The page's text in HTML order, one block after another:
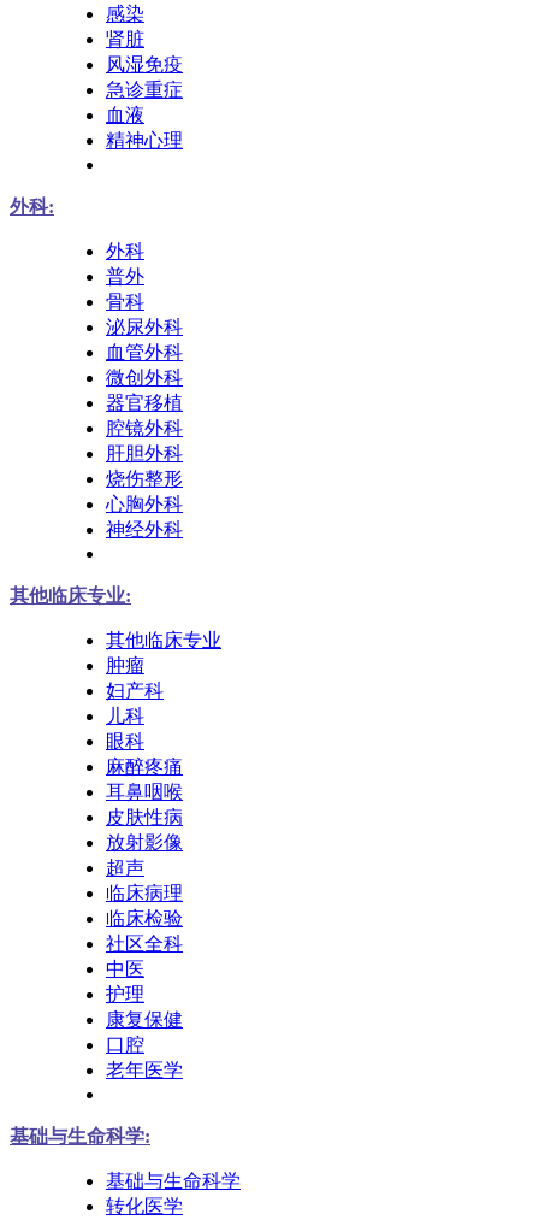
感染
肾脏
风湿免疫
急诊重症
血液
精神心理
外科:
外科
普外
骨科
泌尿外科
血管外科
微创外科
器官移植
腔镜外科
肝胆外科
烧伤整形
心胸外科
神经外科
其他临床专业:
其他临床专业
肿瘤
妇产科
儿科
眼科
麻醉疼痛
耳鼻咽喉
皮肤性病
放射影像
超声
临床病理
临床检验
社区全科
中医
护理
康复保健
口腔
老年医学
基础与生命科学:
基础与生命科学
转化医学